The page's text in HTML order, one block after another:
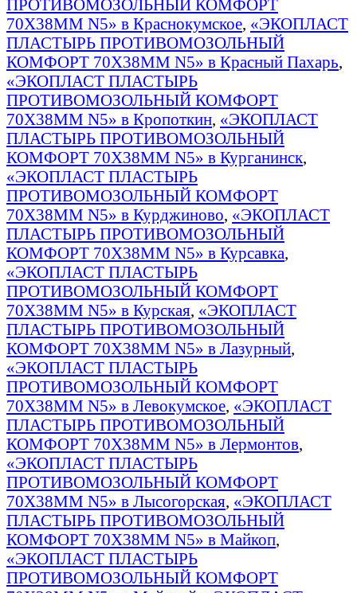
ПРОТИВОМОЗОЛЬНЫЙ КОМФОРТ
70Х38ММ N5» в Краснокумское, «ЭКОПЛАСТ
ПЛАСТЫРЬ ПРОТИВОМОЗОЛЬНЫЙ
КОМФОРТ 70Х38ММ N5» в Красный Пахарь,
«ЭКОПЛАСТ ПЛАСТЫРЬ
ПРОТИВОМОЗОЛЬНЫЙ КОМФОРТ
70Х38ММ N5» в Кропоткин, «ЭКОПЛАСТ
ПЛАСТЫРЬ ПРОТИВОМОЗОЛЬНЫЙ
КОМФОРТ 70Х38ММ N5» в Курганинск,
«ЭКОПЛАСТ ПЛАСТЫРЬ
ПРОТИВОМОЗОЛЬНЫЙ КОМФОРТ
70Х38ММ N5» в Курджиново, «ЭКОПЛАСТ
ПЛАСТЫРЬ ПРОТИВОМОЗОЛЬНЫЙ
КОМФОРТ 70Х38ММ N5» в Курсавка,
«ЭКОПЛАСТ ПЛАСТЫРЬ
ПРОТИВОМОЗОЛЬНЫЙ КОМФОРТ
70Х38ММ N5» в Курская, «ЭКОПЛАСТ
ПЛАСТЫРЬ ПРОТИВОМОЗОЛЬНЫЙ
КОМФОРТ 70Х38ММ N5» в Лазурный,
«ЭКОПЛАСТ ПЛАСТЫРЬ
ПРОТИВОМОЗОЛЬНЫЙ КОМФОРТ
70Х38ММ N5» в Левокумское, «ЭКОПЛАСТ
ПЛАСТЫРЬ ПРОТИВОМОЗОЛЬНЫЙ
КОМФОРТ 70Х38ММ N5» в Лермонтов,
«ЭКОПЛАСТ ПЛАСТЫРЬ
ПРОТИВОМОЗОЛЬНЫЙ КОМФОРТ
70Х38ММ N5» в Лысогорская, «ЭКОПЛАСТ
ПЛАСТЫРЬ ПРОТИВОМОЗОЛЬНЫЙ
КОМФОРТ 70Х38ММ N5» в Майкоп,
«ЭКОПЛАСТ ПЛАСТЫРЬ
ПРОТИВОМОЗОЛЬНЫЙ КОМФОРТ